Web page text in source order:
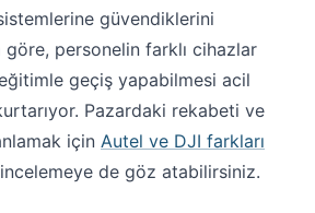
güvendiklerini
göre, personelin farklı cihazlar
geçiş yapabilmesi acil
Pazardaki rekabeti ve
için Autel ve DJI farkları
incelemeye de göz atabilirsiniz.